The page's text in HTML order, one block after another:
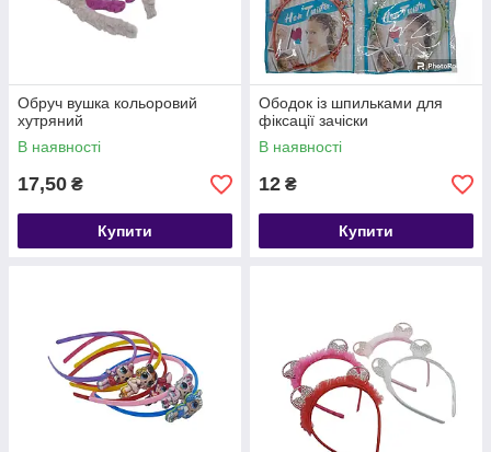
Обруч вушка кольоровий
хутряний
В наявності
17,50 ₴
Купити
Ободок із шпильками для
фіксації зачіски
В наявності
12 ₴
Купити